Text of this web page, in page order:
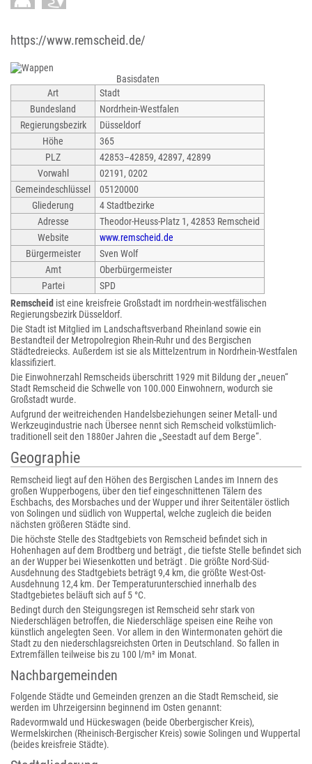
https://www.remscheid.de/
Basisdaten
Art
Stadt
Bundesland
Nordrhein-Westfalen
Regierungsbezirk
Düsseldorf
Höhe
365
PLZ
42853–42859, 42897, 42899
Vorwahl
02191, 0202
Gemeindeschlüssel
05120000
Gliederung
4 Stadtbezirke
Adresse
Theodor-Heuss-Platz 1, 42853 Remscheid
Website
www.remscheid.de
Bürgermeister
Sven Wolf
Amt
Oberbürgermeister
Partei
SPD
Remscheid ist eine kreisfreie Großstadt im nordrhein-westfälischen
Regierungsbezirk Düsseldorf.
Die Stadt ist Mitglied im Landschaftsverband Rheinland sowie ein
Bestandteil der Metropolregion Rhein-Ruhr und des Bergischen
Städtedreiecks. Außerdem ist sie als Mittelzentrum in Nordrhein-Westfalen
klassifiziert.
Die Einwohnerzahl Remscheids überschritt 1929 mit Bildung der „neuen“
Stadt Remscheid die Schwelle von 100.000 Einwohnern, wodurch sie
Großstadt wurde.
Aufgrund der weitreichenden Handelsbeziehungen seiner Metall- und
Werkzeugindustrie nach Übersee nennt sich Remscheid volkstümlich-
traditionell seit den 1880er Jahren die „Seestadt auf dem Berge“.
Geographie
Remscheid liegt auf den Höhen des Bergischen Landes im Innern des
großen Wupperbogens, über den tief eingeschnittenen Tälern des
Eschbachs, des Morsbaches und der Wupper und ihrer Seitentäler östlich
von Solingen und südlich von Wuppertal, welche zugleich die beiden
nächsten größeren Städte sind.
Die höchste Stelle des Stadtgebiets von Remscheid befindet sich in
Hohenhagen auf dem Brodtberg und beträgt , die tiefste Stelle befindet sich
an der Wupper bei Wiesenkotten und beträgt . Die größte Nord-Süd-
Ausdehnung des Stadtgebiets beträgt 9,4 km, die größte West-Ost-
Ausdehnung 12,4 km. Der Temperaturunterschied innerhalb des
Stadtgebietes beläuft sich auf 5 °C.
Bedingt durch den Steigungsregen ist Remscheid sehr stark von
Niederschlägen betroffen, die Niederschläge speisen eine Reihe von
künstlich angelegten Seen. Vor allem in den Wintermonaten gehört die
Stadt zu den niederschlagsreichsten Orten in Deutschland. So fallen in
Extremfällen teilweise bis zu 100 l/m² im Monat.
Nachbargemeinden
Folgende Städte und Gemeinden grenzen an die Stadt Remscheid, sie
werden im Uhrzeigersinn beginnend im Osten genannt:
Radevormwald und Hückeswagen (beide Oberbergischer Kreis),
Wermelskirchen (Rheinisch-Bergischer Kreis) sowie Solingen und Wuppertal
(beides kreisfreie Städte).